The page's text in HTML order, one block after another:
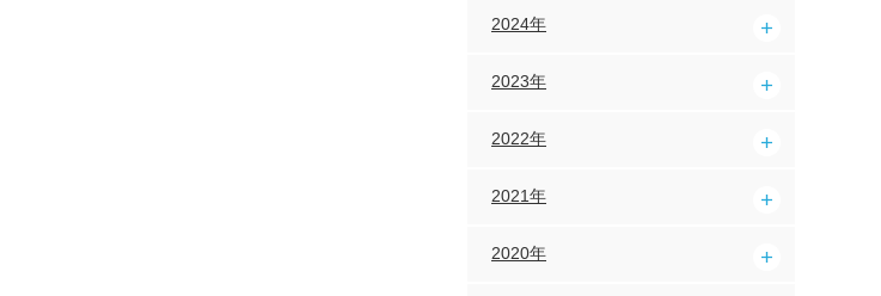
2024年
2023年
2022年
2021年
2020年